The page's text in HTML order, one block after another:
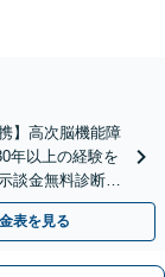
】高次脳機能障
年以上の経験を
談金無料診断サ
表を見る